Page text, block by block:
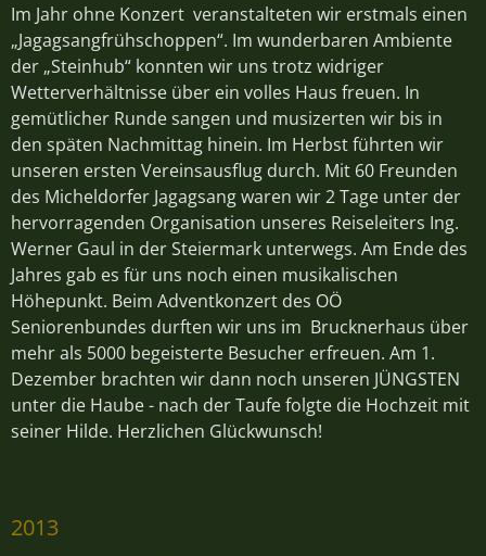
Im Jahr ohne Konzert veranstalteten wir erstmals einen
„Jagagsangfrühschoppen“. Im wunderbaren Ambiente
der „Steinhub“ konnten wir uns trotz widriger
Wetterverhältnisse über ein volles Haus freuen. In
gemütlicher Runde sangen und musizerten wir bis in
den späten Nachmittag hinein. Im Herbst führten wir
unseren ersten Vereinsausflug durch. Mit 60 Freunden
des Micheldorfer Jagagsang waren wir 2 Tage unter der
hervorragenden Organisation unseres Reiseleiters Ing.
Werner Gaul in der Steiermark unterwegs. Am Ende des
Jahres gab es für uns noch einen musikalischen
Höhepunkt. Beim Adventkonzert des OÖ
Seniorenbundes durften wir uns im Brucknerhaus über
mehr als 5000 begeisterte Besucher erfreuen. Am 1.
Dezember brachten wir dann noch unseren JÜNGSTEN
unter die Haube - nach der Taufe folgte die Hochzeit mit
seiner Hilde. Herzlichen Glückwunsch!
2013